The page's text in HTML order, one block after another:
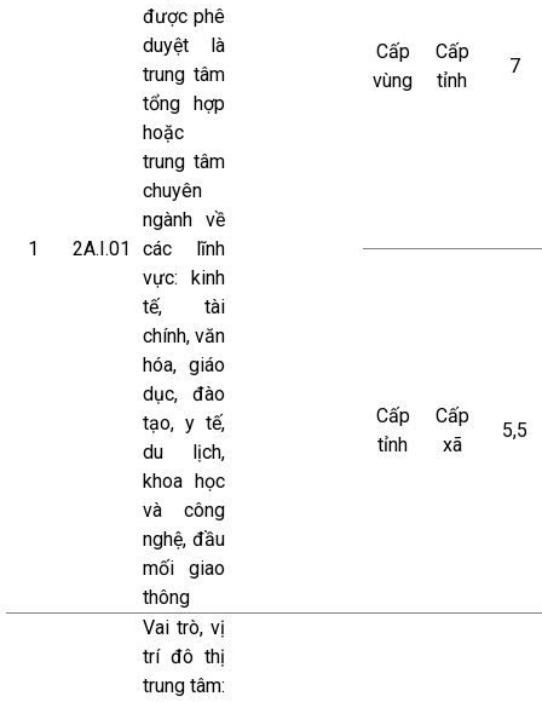
1 2A.I.01
được phê
duyệt là
trung tâm
tổng hợp
hoặc
trung tâm
chuyên
ngành về
các lĩnh
vực: kinh
tế, tài
chính, văn
hóa, giáo
dục, đào
tạo, y tế,
du lịch,
khoa học
và công
nghệ, đầu
mối giao
thông
Cấp
vùng
Cấp
tỉnh
7
Cấp
tỉnh
Cấp
xã
5,5
Vai trò, vị
trí đô thị
trung tâm: